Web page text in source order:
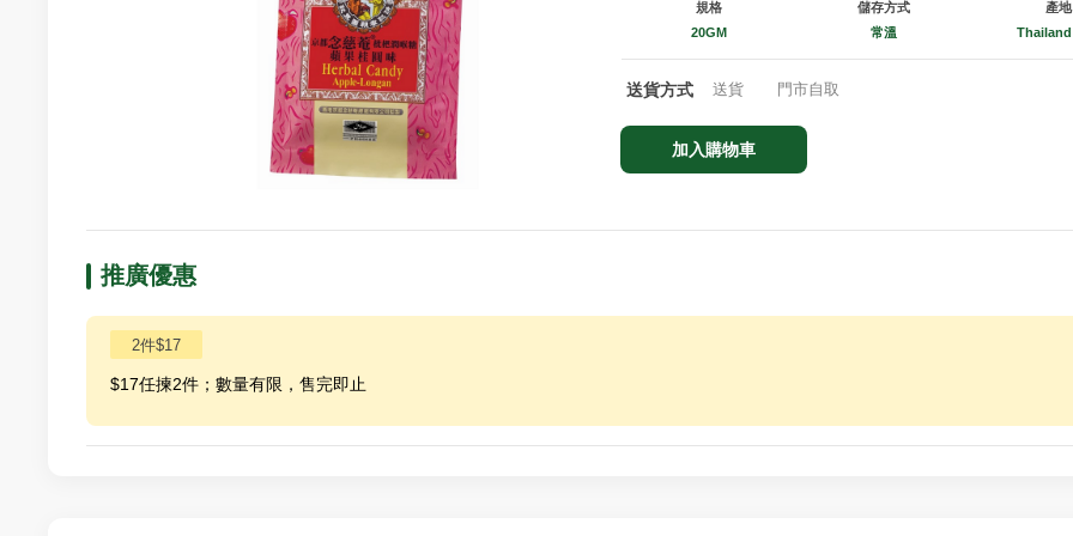
規格
20GM
儲存方式
常溫
產地
Thailand
送貨方式 送貨 門市自取
加入購物車
推廣優惠
2件$17
$17任揀2件；數量有限，售完即止